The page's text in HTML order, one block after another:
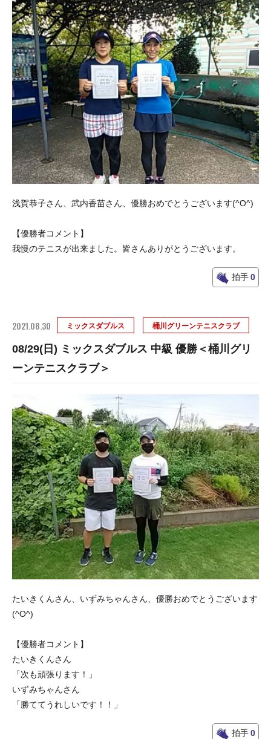
浅賀恭子さん、武内香苗さん、優勝おめでとうございます(^O^)
【優勝者コメント】
我慢のテニスが出来ました。皆さんありがとうございます。
拍手0
2021.08.30 ミックスダブルス 桶川グリーンテニスクラブ
08/29(日) ミックスダブルス 中級 優勝＜桶川グリ
ーンテニスクラブ＞
たいきくんさん、いずみちゃんさん、優勝おめでとうございます
(^O^)
【優勝者コメント】
たいきくんさん
「次も頑張ります！」
いずみちゃんさん
「勝ててうれしいです！！」
拍手0